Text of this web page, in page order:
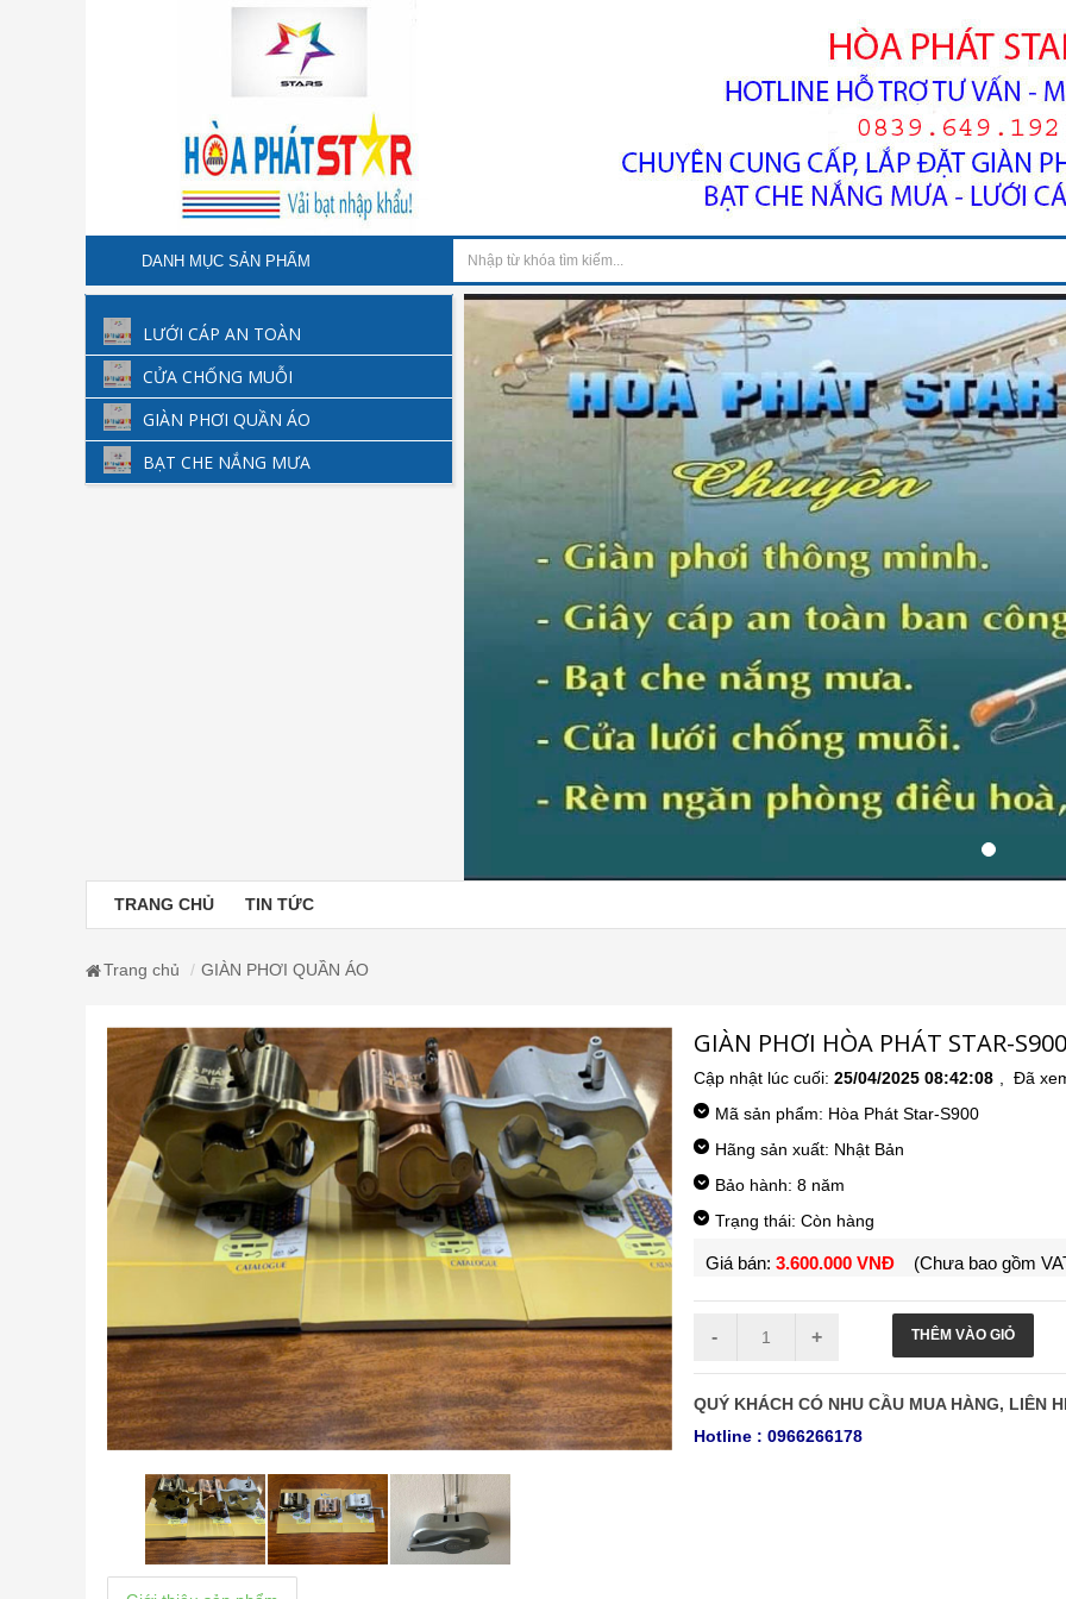
DANH MỤC SẢN PHẨM
LƯỚI CÁP AN TOÀN
CỬA CHỐNG MUỖI
GIÀN PHƠI QUẦN ÁO
BẠT CHE NẮNG MƯA
TRANG CHỦ TIN TỨC
Trang chủ GIÀN PHƠI QUẦN ÁO
GIÀN PHƠI HÒA PHÁT STAR-S900
Cập nhật lúc cuối: 25/04/2025 08:42:08
, Đã
Mã sản phẩm: Hòa Phát Star-S900
Hãng sản xuất: Nhật Bản
Bảo hành: 8 năm
Trạng thái: Còn hàng
Giá bán: 3.600.000 VNĐ(Chưa bao gồm
QUÝ KHÁCH CÓ NHU CẦU MUA HÀNG, LIÊN
Hotline : 0966266178